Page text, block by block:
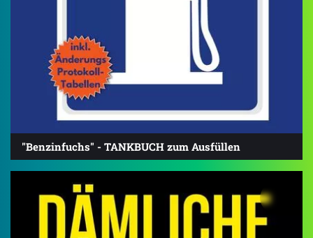
"Benzinfuchs" - TANKBUCH zum Ausfüllen